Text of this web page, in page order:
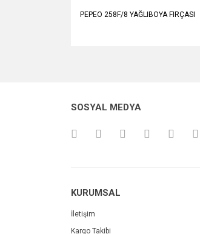
PEPEO 258F/8 YAĞLIBOYA FIRÇASI
Ürün açıklamasında eksik
SOSYAL MEDYA
KURUMSAL
İletişim
Kargo Takibi